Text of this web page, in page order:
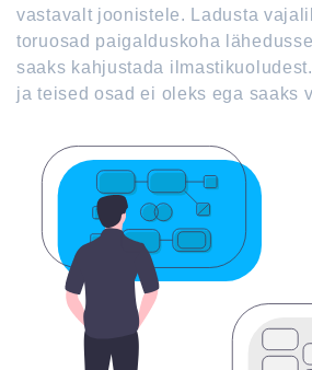
vastavalt joonistele. Ladusta
toruosad paigalduskoha
saaks kahjustada
ja teised osad ei oleks ega saaks